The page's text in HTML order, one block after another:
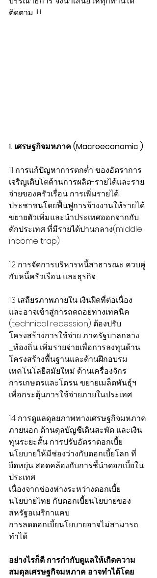
ติดตาม !!!!
1. เศรษฐกิจมหภาค (Macroeconomic )
1.1 การแก้ปัญหาการตกต่ำ ของอัตราการ
เจริญเติบโตด้านการผลิต-รายได้และราย
จ่ายของครัวเรื่อน การเพิ่มรายได้
ประชาชนโดยฟื้นฟูการจ้างงานให้รายได้
ขยายตัวเพิ่มและนำประเทศออกจากกับ
ดักประเทศ ที่มีรายได้ปานกลาง(middle
income trap)
1.2 การจัดการบริหารหนี้สาธารณะ ควบคู่
กับหนี้ครัวเรือน และธุรกิจ
1.3 เสถียรภาพภายใน เงินฝืดที่ต่อเนื่อง
และอาจเข้าสู่การถดถอยทางเทคนิค
(technical recession) ต้องปรับ
โครงสร้างการใช้จ่าย ภาครัฐบาลกลาง
_ท้องถิ่น เพิ่มรายจ่ายเพื่อการลงทุนด้าน
โครงสร้างพื้นฐานและด้านฝึกอบรม
เทคโนโลยีสมัยใหม่ ด้านเครื่องจักร
การเกษตรและโดรน ขยายเมล็ดพันธุ์ฯ
เพื่อกระตุ้นการใช้จ่ายภายในประเทศ
1.4 การดูแลดุลยภาพทางเศรษฐกิจมหภาค
ภายนอก ด้านดุลบัญชีเดินสะพัด และเงิน
ทุนระยะสั้น การปรับอัตราดอกเบี้ย
นโยบายให้มีช่องว่างกับดอกเบี้ยโลก ที่
ยืดหยุ่น สอดคล้องกับการชี้นำดอกเบี้ยใน
ประเทศ
เนื่องจากช่องห่างระหว่างดอกเบี้ย
นโยบายไทย กับดอกเบี้ยนโยบายของ
สหรัฐอเมริกาแคบ
การลดดอกเบี้ยนโยบายอาจไม่สามารถ
ทำได้
อย่างไรก็ดี การกำกับดูแลให้เกิดความ
สมดุลเศรษฐกิจมหภาค อาจทำได้โดย